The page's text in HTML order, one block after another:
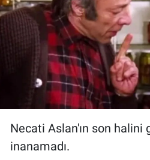
Necati Aslan'ın son halini
inanamadı.
Programlar
Sağlık
Spor
Türkiye'nin Geleceği